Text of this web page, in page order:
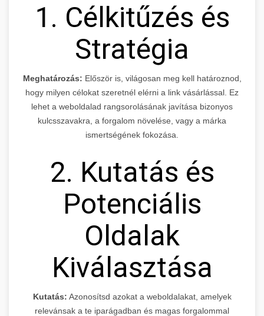
1. Célkitűzés és
Stratégia
Meghatározás: Először is, világosan meg kell határoznod,
hogy milyen célokat szeretnél elérni a link vásárlással. Ez
lehet a weboldalad rangsorolásának javítása bizonyos
kulcsszavakra, a forgalom növelése, vagy a márka
ismertségének fokozása.
2. Kutatás és
Potenciális
Oldalak
Kiválasztása
Kutatás: Azonosítsd azokat a weboldalakat, amelyek
relevánsak a te iparágadban és magas forgalommal